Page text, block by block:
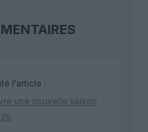
l'article :
une nouvelle liaison